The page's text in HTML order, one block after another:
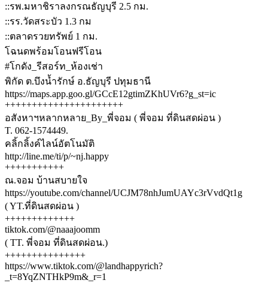
::รพ.มหาชิราลงกรณธัญบุรี 2.5 กม.
::รร.วัดสระบัว 1.3 กม
::ตลาดรวยทรัพย์ 1 กม.
โฉนดพร้อมโอนฟรีโอน
#โกดัง_รีสอร์ท_ห้องเช่า
พิกัด ต.บึงน้ำรักษ์ อ.ธัญบุรี ปทุมธานี
https://maps.app.goo.gl/GCcE12gtimZKhUVr6?g_st=ic
++++++++++++++++++++++
อสังหาฯหลากหลาย_By_พี่จอม ( พี่จอม ที่ดินสดผ่อน )
T. 062-1574449.
คลิ้กลิ้งค์ไลน์อัตโนมัติ
http://line.me/ti/p/~nj.happy
+++++++++++
ณ.จอม บ้านสบายใจ
https://youtube.com/channel/UCJM78nhJumUAYc3rVvdQt1g
( YT.ที่ดินสดผ่อน )
+++++++++++++
tiktok.com/@naaajoomm
( TT. พี่จอม ที่ดินสดผ่อน.)
+++++++++++++++
https://www.tiktok.com/@landhappyrich?
_t=8YqZNTHkP9m&_r=1